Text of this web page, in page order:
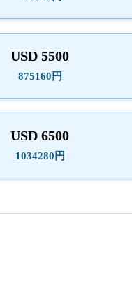
USD 5500
875160円
USD 6500
1034280円